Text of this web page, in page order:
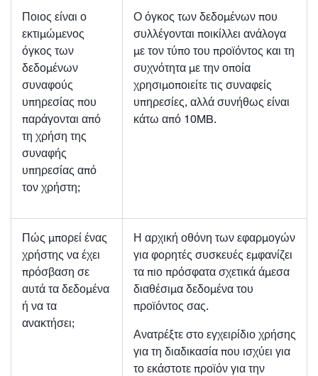
Ποιος είναι ο
εκτιμώμενος
όγκος των
δεδομένων
συναφούς
υπηρεσίας που
παράγονται από
τη χρήση της
συναφής
υπηρεσίας από
τον χρήστη;
Ο όγκος των δεδομένων που
συλλέγονται ποικίλλει ανάλογα
με τον τύπο του προϊόντος και τη
συχνότητα με την οποία
χρησιμοποιείτε τις συναφείς
υπηρεσίες, αλλά συνήθως είναι
κάτω από 10MB.
Πώς μπορεί ένας
χρήστης να έχει
πρόσβαση σε
αυτά τα δεδομένα
ή να τα
ανακτήσει;
Η αρχική οθόνη των εφαρμογών
για φορητές συσκευές εμφανίζει
τα πιο πρόσφατα σχετικά άμεσα
διαθέσιμα δεδομένα του
προϊόντος σας.
Ανατρέξτε στο εγχειρίδιο χρήσης
για τη διαδικασία που ισχύει για
το εκάστοτε προϊόν για την